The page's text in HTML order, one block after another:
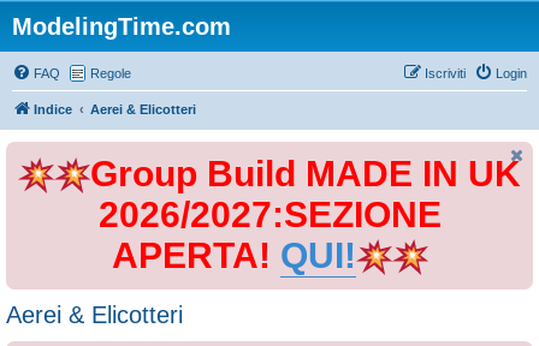
ModelingTime.com
FAQ Regole Login
Iscriviti
Indice Aerei & Elicotteri
Group Build MADE IN UK
2026/2027:SEZIONE
APERTA! QUI!
Aerei & Elicotteri